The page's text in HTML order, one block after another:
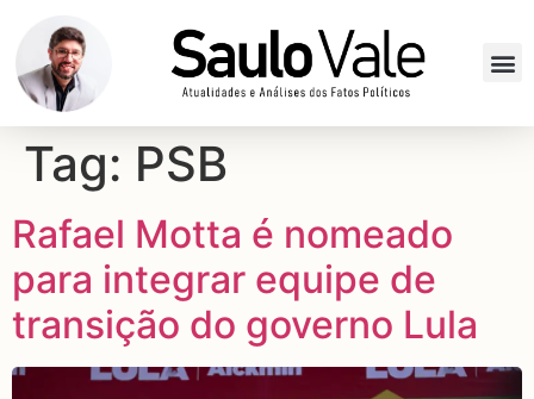
Tag: PSB
Rafael Motta é nomeado
para integrar equipe de
transição do governo Lula